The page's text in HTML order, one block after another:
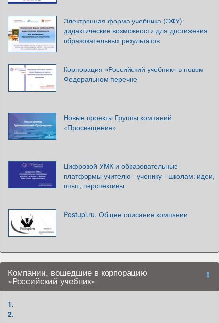
Электронная форма учебника (ЭФУ):
дидактические возможности для достижения
образовательных результатов
Корпорация «Российский учебник» в новом
Федеральном перечне
Новые проекты Группы компаний
«Просвещение»
Цифровой УМК и образовательные
платформы учителю - ученику - школам: идеи,
опыт, перспективы
Postupi.ru. Общее описание компании
Компании, вошедшие в корпорацию
«Российский учебник»
1.
2.